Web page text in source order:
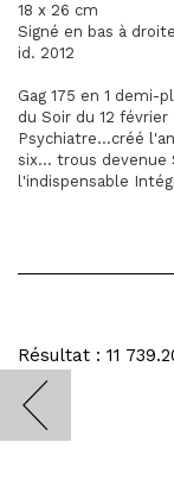
18 x 26 cm
Signé en bas à droite
id. 2012
Gag 175 en 1 demi-
du Soir du 12
Psychiatre...créé
six... trous devenue
l'indispensable
Résultat : 11